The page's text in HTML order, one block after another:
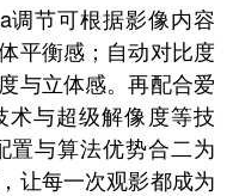
调节可根据影像内容
平衡感；自动对比度
与立体感。再配合爱
术与超级解像度等技
置与算法优势合二为
让每一次观影都成为